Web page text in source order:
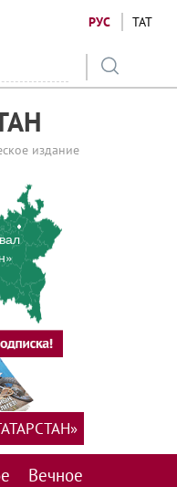
РУС ТАТ
издание
Вечное